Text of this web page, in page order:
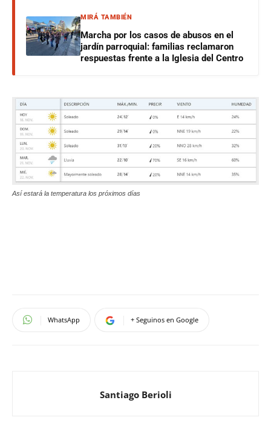
MIRÁ TAMBIÉN
Marcha por los casos de abusos en el
jardín parroquial: familias reclamaron
respuestas frente a la Iglesia del Centro
Así estará la temperatura los próximos días
WhatsApp + Seguinos en Google
Santiago Berioli